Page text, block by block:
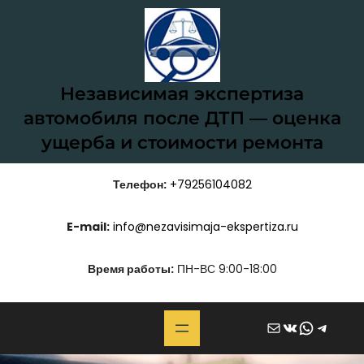
Независимая экспертиза
автомобиля после ДТП — оценка
ущерба и стоимости ремонта
Телефон: +79256104082
E-mail: info@nezavisimaja-ekspertiza.ru
Время работы:ПН-ВС 9:00-18:00
Почта ВКонтакте WhatsApp Telegram